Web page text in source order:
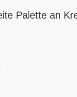
Palette an